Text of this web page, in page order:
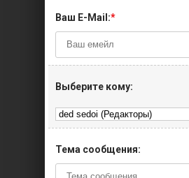
Ваш E-Mail:*
Выберите кому:
Тема сообщения: